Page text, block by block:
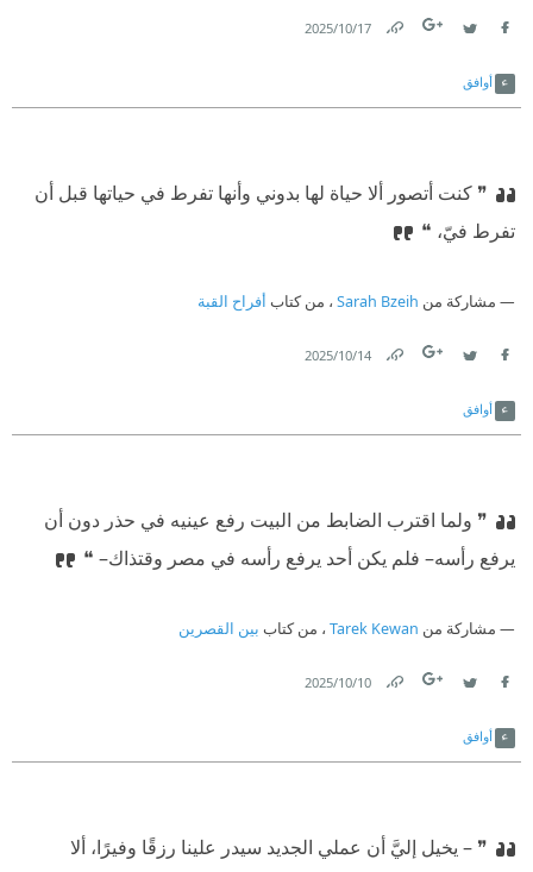
17‏/10‏/2025
أوافق
❞ كنت أتصور ألا حياة لها بدوني وأنها تفرط في حياتها قبل أن
تفرط فيّ، ❝
مشاركة من Sarah Bzeih ، من كتاب أفراح القبة
14‏/10‏/2025
أوافق
❞ ولما اقترب الضابط من البيت رفع عينيه في حذر دون أن
يرفع رأسه– فلم يكن أحد يرفع رأسه في مصر وقتذاك– ❝
مشاركة من Tarek Kewan ، من كتاب بين القصرين
10‏/10‏/2025
أوافق
❞ – يخيل إليَّ أن عملي الجديد سيدر علينا رزقًا وفيرًا، ألا